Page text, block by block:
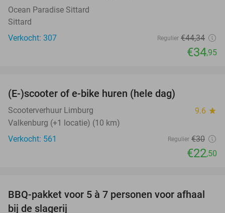
Ocean Paradise Sittard
Sittard
Verkocht: 307
Regulier €44,34
€34,95
(E-)scooter of e-bike huren (hele dag)
Scooterverhuur Limburg 9.6 star
Valkenburg (+1 locatie) (10 km)
Verkocht: 561
Regulier €30
€22,50
35%
BBQ-pakket voor 5 à 7 personen voor afhaal
bij de slagerij